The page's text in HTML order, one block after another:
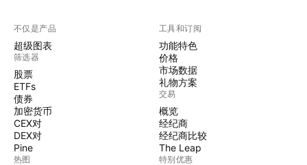
不仅是产品
超级图表
筛选器
股票
ETFs
债券
加密货币
CEX对
DEX对
Pine
热图
工具和订阅
功能特色
价格
市场数据
礼物方案
交易
概览
经纪商
经纪商比较
The Leap
特别优惠